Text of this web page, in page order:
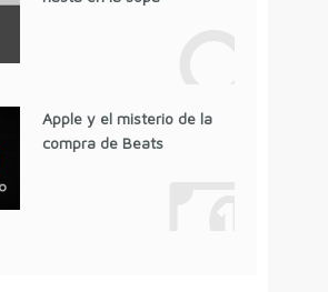
Apple y el misterio de la
compra de Beats